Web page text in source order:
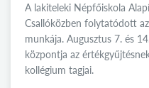
A lakiteleki Népfőiskola
Csallóközben folytatódott
munkája. Augusztus 7. és
központja az
kollégium tagjai.